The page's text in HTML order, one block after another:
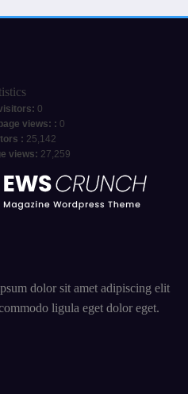
0
views: : 0
: 25,142
views: 27,259
dolor sit amet adipiscing elit
ligula eget dolor eget.